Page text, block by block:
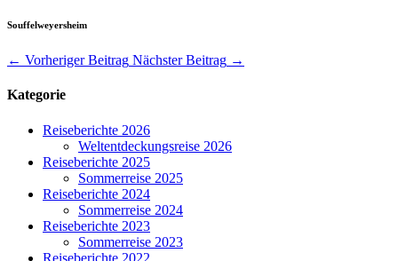
Souffelweyersheim
← Vorheriger Beitrag Nächster Beitrag →
Kategorie
Reiseberichte 2026
Weltentdeckungsreise 2026
Reiseberichte 2025
Sommerreise 2025
Reiseberichte 2024
Sommerreise 2024
Reiseberichte 2023
Sommerreise 2023
Reiseberichte 2022